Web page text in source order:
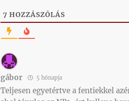
7 HOZZÁSZÓLÁS
gábor 5 hónapja
Teljesen egyetértve a fentiekkel